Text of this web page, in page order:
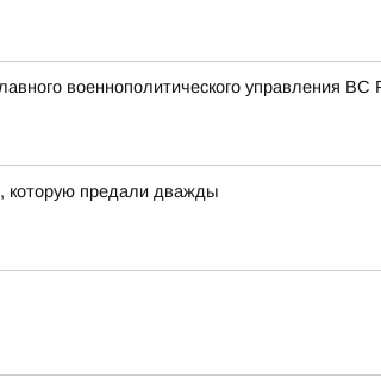
военнополитического управления
которую предали дважды